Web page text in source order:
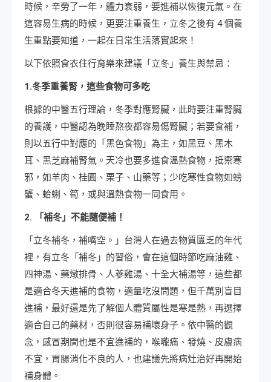
時候，辛勞了一年，體力衰弱，要進補以恢復元氣。在
這容易生病的時候，更要注重養生，立冬之後有 4 個養
生重點要知道，一起在日常生活落實起來！
以下依照食衣住行育樂來建議「立冬」養生與禁忌：
1.冬季重養腎，這些食物可多吃
根據的中醫五行理論，冬季對應腎臟，此時要注重腎臟
的養護，中醫認為晚睡熬夜都容易傷腎臟；若要食補，
則以五行中對應的「黑色食物」為主，如黑豆、黑木
耳、黑芝麻補腎氣。天冷也要多進食溫熱食物，抵禦寒
邪，如羊肉、桂圓、栗子、山藥等；少吃寒性食物如螃
蟹、蛤蜊、筍，或與溫熱食物一同食用。
2. 「補冬」不能隨便補！
「立冬補冬，補嘴空。」台灣人在過去物質匱乏的年代
裡，有立冬「補冬」的習俗，會在這個時節吃麻油雞、
四神湯、藥燉排骨、人蔘雞湯、十全大補湯等，這些都
是適合冬天進補的食物，適量吃沒問題，但千萬別盲目
進補，最好還是先了解個人體質屬性是寒是熱，再選擇
適合自己的藥材，否則很容易補壞身子。依中醫的觀
念，感冒期間也是不宜進補的，喉嚨痛、發燒、皮膚病
不宜，胃腸消化不良的人，也建議先將病灶治好再開始
補身體。